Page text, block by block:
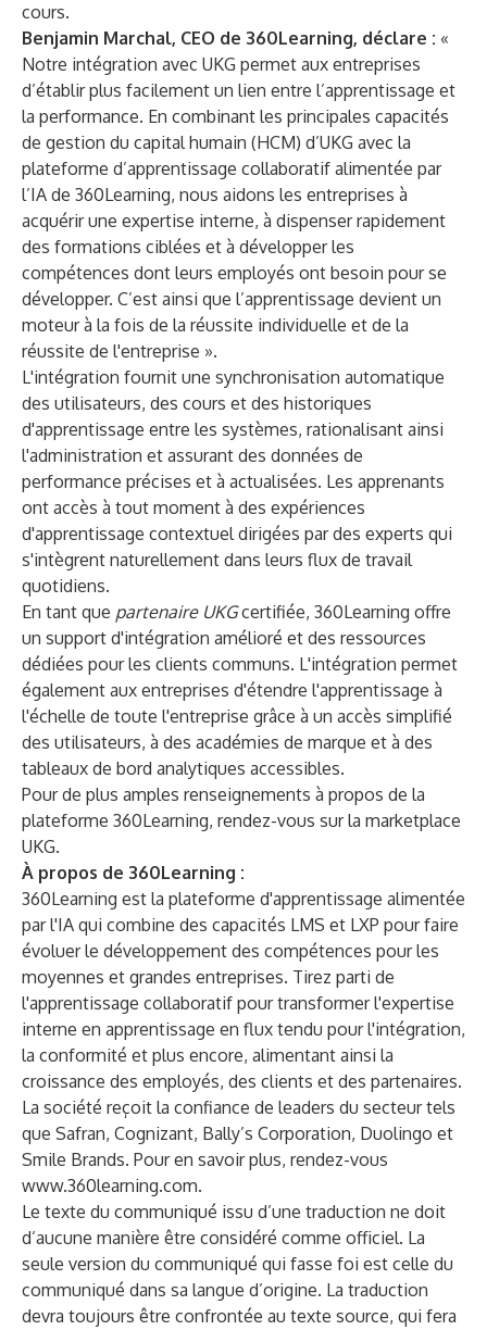
cours.
Benjamin Marchal, CEO de 360Learning, déclare : «
Notre intégration avec UKG permet aux entreprises
d’établir plus facilement un lien entre l’apprentissage et
la performance. En combinant les principales capacités
de gestion du capital humain (HCM) d’UKG avec la
plateforme d’apprentissage collaboratif alimentée par
l’IA de 360Learning, nous aidons les entreprises à
acquérir une expertise interne, à dispenser rapidement
des formations ciblées et à développer les
compétences dont leurs employés ont besoin pour se
développer. C’est ainsi que l’apprentissage devient un
moteur à la fois de la réussite individuelle et de la
réussite de l'entreprise ».
L'intégration fournit une synchronisation automatique
des utilisateurs, des cours et des historiques
d'apprentissage entre les systèmes, rationalisant ainsi
l'administration et assurant des données de
performance précises et à actualisées. Les apprenants
ont accès à tout moment à des expériences
d'apprentissage contextuel dirigées par des experts qui
s'intègrent naturellement dans leurs flux de travail
quotidiens.
En tant que partenaire UKGcertifiée, 360Learning offre
un support d'intégration amélioré et des ressources
dédiées pour les clients communs. L'intégration permet
également aux entreprises d'étendre l'apprentissage à
l'échelle de toute l'entreprise grâce à un accès simplifié
des utilisateurs, à des académies de marque et à des
tableaux de bord analytiques accessibles.
Pour de plus amples renseignements à propos de la
plateforme 360Learning, rendez-vous sur la marketplace
UKG.
À propos de 360Learning :
360Learning est la plateforme d'apprentissage alimentée
par l'IA qui combine des capacités LMS et LXP pour faire
évoluer le développement des compétences pour les
moyennes et grandes entreprises. Tirez parti de
l'apprentissage collaboratif pour transformer l'expertise
interne en apprentissage en flux tendu pour l'intégration,
la conformité et plus encore, alimentant ainsi la
croissance des employés, des clients et des partenaires.
La société reçoit la confiance de leaders du secteur tels
que Safran, Cognizant, Bally’s Corporation, Duolingo et
Smile Brands. Pour en savoir plus, rendez-vous
www.360learning.com.
Le texte du communiqué issu d’une traduction ne doit
d’aucune manière être considéré comme officiel. La
seule version du communiqué qui fasse foi est celle du
communiqué dans sa langue d’origine. La traduction
devra toujours être confrontée au texte source, qui fera